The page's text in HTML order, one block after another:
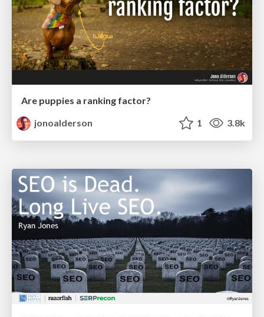
Are puppies a ranking factor?
jonoalderson
1 3.8k